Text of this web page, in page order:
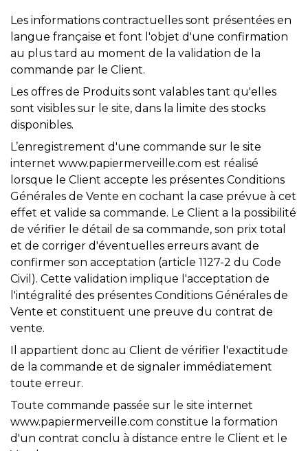
Les informations contractuelles sont présentées en
langue française et font l'objet d'une confirmation
au plus tard au moment de la validation de la
commande par le Client.
Les offres de Produits sont valables tant qu'elles
sont visibles sur le site, dans la limite des stocks
disponibles.
L’enregistrement d'une commande sur le site
internet www.papiermerveille.com est réalisé
lorsque le Client accepte les présentes Conditions
Générales de Vente en cochant la case prévue à cet
effet et valide sa commande. Le Client a la possibilité
de vérifier le détail de sa commande, son prix total
et de corriger d'éventuelles erreurs avant de
confirmer son acceptation (article 1127-2 du Code
Civil). Cette validation implique l'acceptation de
l'intégralité des présentes Conditions Générales de
Vente et constituent une preuve du contrat de
vente.
Il appartient donc au Client de vérifier l'exactitude
de la commande et de signaler immédiatement
toute erreur.
Toute commande passée sur le site internet
www.papiermerveille.com constitue la formation
d'un contrat conclu à distance entre le Client et le